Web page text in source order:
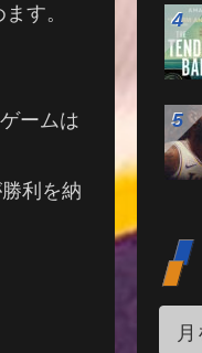
す。
ームは
利を納